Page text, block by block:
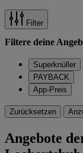
Filter
Filtere deine
Superknüller
PAYBACK
App-Preis
Zurücksetzen
Angebote